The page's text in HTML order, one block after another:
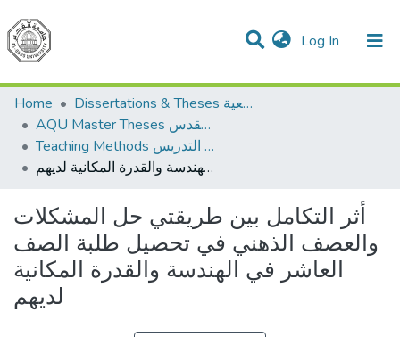
Log In (current)
Communities & Collections
All of DSpace
Home
Dissertations & Theses الرسائل الجامعية
AQU Master Theses الرسائل الجامعية الخاصة بجامعة القدس
Teaching Methods أساليب التدريس
أثر التكامل بين طريقتي حل المشكلات والعصف الذهني في تحصيل طلبة الصف العاشر في الهندسة والقدرة المكانية لديهم
أثر التكامل بين طريقتي حل المشكلات
والعصف الذهني في تحصيل طلبة الصف
العاشر في الهندسة والقدرة المكانية
لديهم